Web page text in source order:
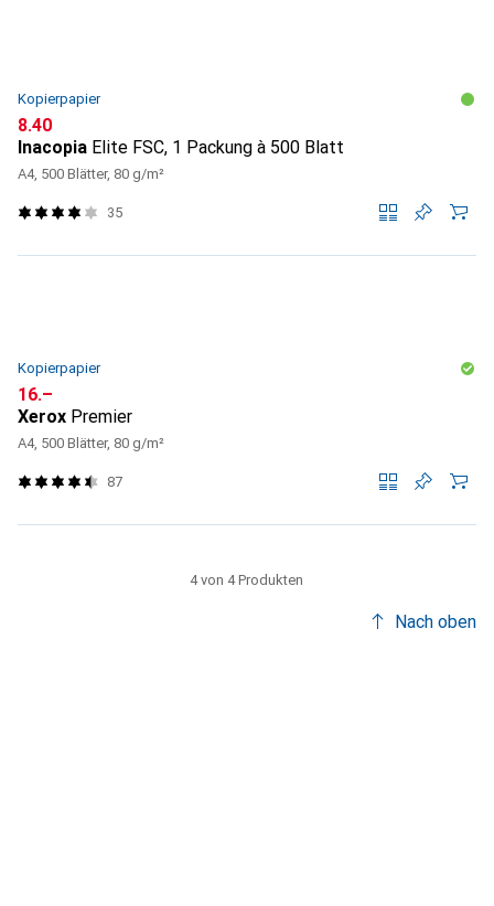
Kopierpapier
CHF
8.40
Inacopia Elite FSC, 1 Packung à 500 Blatt
A4, 500 Blätter, 80 g/m²
35
Kopierpapier
CHF
16.–
Xerox Premier
A4, 500 Blätter, 80 g/m²
87
4 von 4 Produkten
Nach oben